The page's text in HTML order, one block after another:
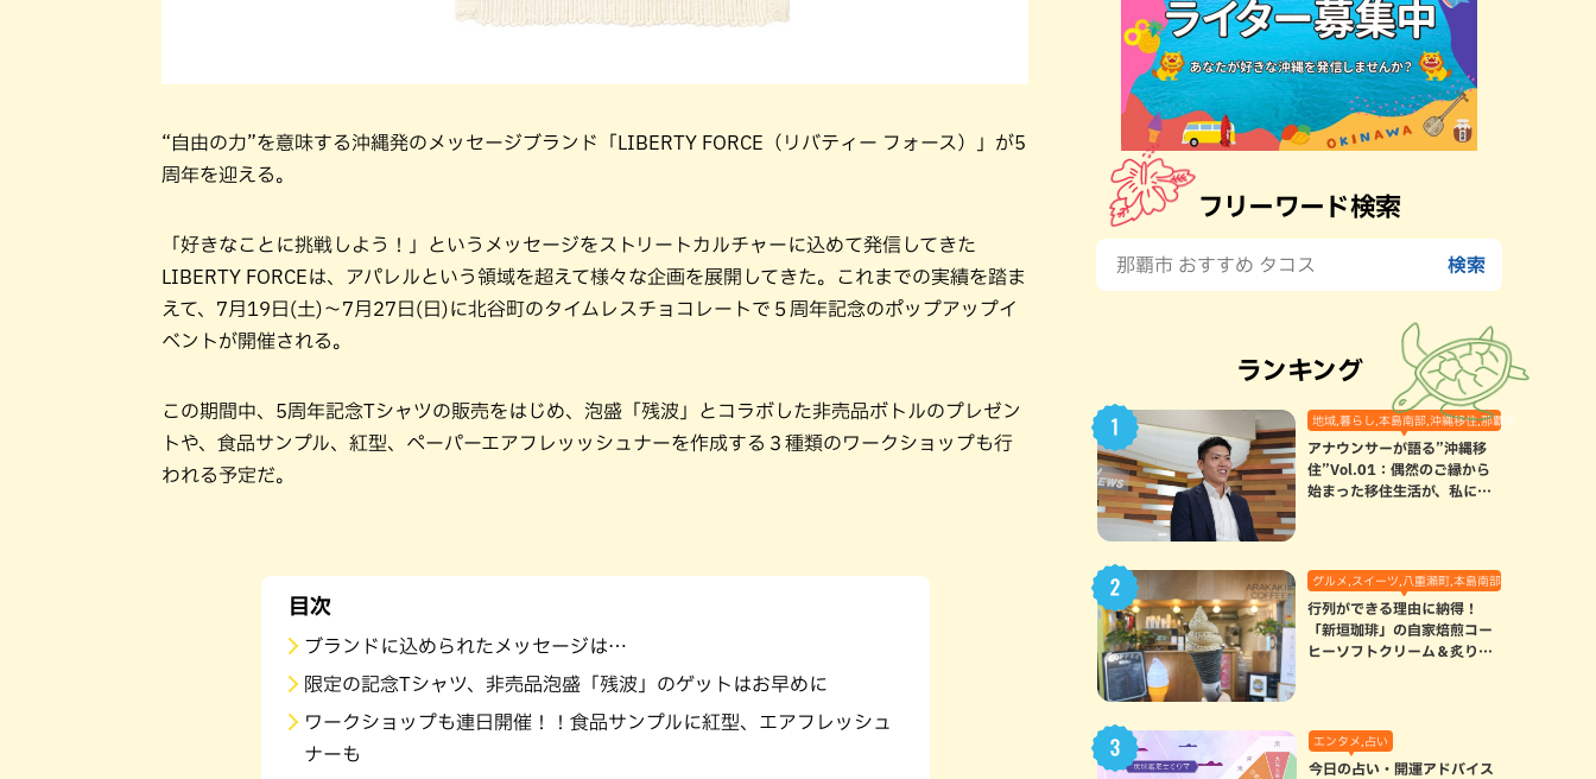
“自由の力”を意味する沖縄発のメッセージブランド「LIBERTY FORCE（リバティー フォース）」が5
周年を迎える。
「好きなことに挑戦しよう！」というメッセージをストリートカルチャーに込めて発信してきた
LIBERTY FORCEは、アパレルという領域を超えて様々な企画を展開してきた。これまでの実績を踏ま
えて、7月19日(土)〜7月27日(日)に北谷町のタイムレスチョコレートで５周年記念のポップアップイ
ベントが開催される。
この期間中、5周年記念Tシャツの販売をはじめ、泡盛「残波」とコラボした非売品ボトルのプレゼン
トや、食品サンプル、紅型、ペーパーエアフレッッシュナーを作成する３種類のワークショップも行
われる予定だ。
目次
ブランドに込められたメッセージは…
限定の記念Tシャツ、非売品泡盛「残波」のゲットはお早めに
ワークショップも連日開催！！食品サンプルに紅型、エアフレッシュ
ナーも
フリーワード検索
ランキング
地域,暮らし,本島南部,沖縄移住,那覇市
アナウンサーが語る”沖縄移
住”Vol.01：偶然のご縁から
始まった移住生活が、私にと
グルメ,スイーツ,八重瀬町,本島南部
行列ができる理由に納得！
「新垣珈琲」の自家焙煎コー
ヒーソフトクリーム＆炙りマ
エンタメ,占い
今日の占い・開運アドバイス